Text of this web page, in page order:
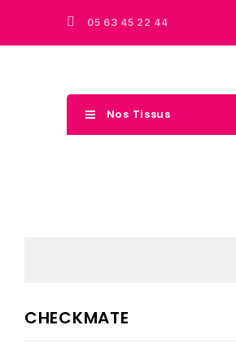
05 63 45 22 44
Nos Tissus
CHECKMATE